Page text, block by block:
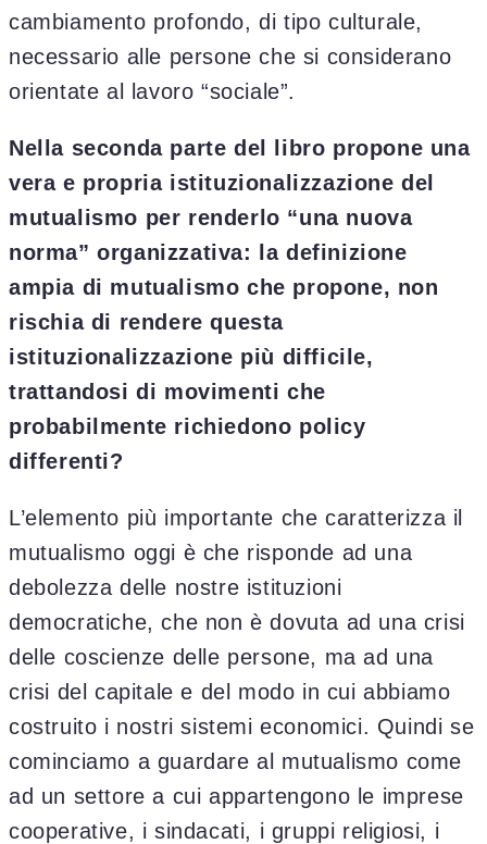
cambiamento profondo, di tipo culturale,
necessario alle persone che si considerano
orientate al lavoro “sociale”.
Nella seconda parte del libro propone una
vera e propria istituzionalizzazione del
mutualismo per renderlo “una nuova
norma” organizzativa: la definizione
ampia di mutualismo che propone, non
rischia di rendere questa
istituzionalizzazione più difficile,
trattandosi di movimenti che
probabilmente richiedono policy
differenti?
L’elemento più importante che caratterizza il
mutualismo oggi è che risponde ad una
debolezza delle nostre istituzioni
democratiche, che non è dovuta ad una crisi
delle coscienze delle persone, ma ad una
crisi del capitale e del modo in cui abbiamo
costruito i nostri sistemi economici. Quindi se
cominciamo a guardare al mutualismo come
ad un settore a cui appartengono le imprese
cooperative, i sindacati, i gruppi religiosi, i